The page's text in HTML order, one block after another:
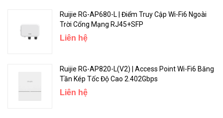
Trải nghiệm sự tự do trên Internet
ngạc, cho phép bạn quản lý mạng của mình từ xa bất cứ lúc nào.
Ruijie RG-AP680-L | Điểm Truy Cập Wi-Fi6 Ngoài
Trời Cổng Mạng RJ45+SFP
Liên hệ
Ruijie RG-AP820-L(V2) | Access Point Wi-Fi6 Băng
Tần Kép Tốc Độ Cao 2.402Gbps
Liên hệ